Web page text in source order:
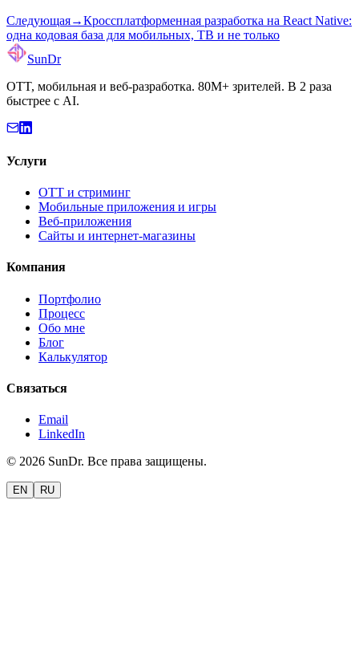
Следующая→Кроссплатформенная разработка на React Native:
одна кодовая база для мобильных, ТВ и не только
SunDr
OTT, мобильная и веб-разработка. 80M+ зрителей. В 2 раза
быстрее с AI.
Услуги
OTT и стриминг
Мобильные приложения и игры
Веб-приложения
Сайты и интернет-магазины
Компания
Портфолио
Процесс
Обо мне
Блог
Калькулятор
Связаться
Email
LinkedIn
© 2026 SunDr. Все права защищены.
EN RU